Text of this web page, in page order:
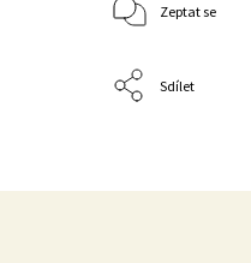
Zeptat se
Sdílet